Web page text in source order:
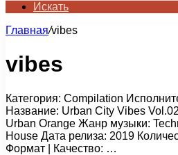
Искать
Главная/vibes
vibes
Категория: Compilation
Название: Urban City Vibes
Urban Orange Жанр музыки:
House Дата релиза: 2019
Формат | Качество: …